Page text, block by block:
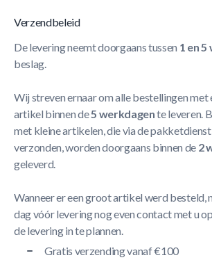
Verzendbeleid
De levering neemt doorgaans tussen 1 en
beslag.
Wij streven ernaar om alle bestellingen met
artikel binnen de5 werkdagente leveren.
met kleine artikelen, die via de
verzonden, worden doorgaans binnen de 2
geleverd.
Wanneer er een groot artikel werd besteld,
dag vóór levering nog even contact met u
de levering in te plannen.
Gratis verzending vanaf €100